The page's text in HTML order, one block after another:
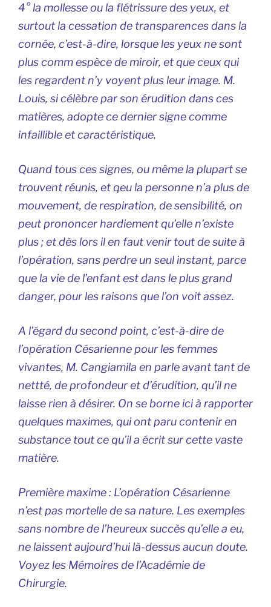
4° la mollesse ou la flétrissure des yeux, et
surtout la cessation de transparences dans la
cornée, c’est-à-dire, lorsque les yeux ne sont
plus comm espèce de miroir, et que ceux qui
les regardent n’y voyent plus leur image. M.
Louis, si célèbre par son érudition dans ces
matières, adopte ce dernier signe comme
infaillible et caractéristique.
Quand tous ces signes, ou même la plupart se
trouvent réunis, et qeu la personne n’a plus de
mouvement, de respiration, de sensibilité, on
peut prononcer hardiement qu’elle n’existe
plus ; et dès lors il en faut venir tout de suite à
l’opération, sans perdre un seul instant, parce
que la vie de l’enfant est dans le plus grand
danger, pour les raisons que l’on voit assez.
A l’égard du second point, c’est-à-dire de
l’opération Césarienne pour les femmes
vivantes, M. Cangiamila en parle avant tant de
nettté, de profondeur et d’érudition, qu’il ne
laisse rien à désirer. On se borne ici à rapporter
quelques maximes, qui ont paru contenir en
substance tout ce qu’il a écrit sur cette vaste
matière.
Première maxime: L’opération Césarienne
n’est pas mortelle de sa nature. Les exemples
sans nombre de l’heureux succès qu’elle a eu,
ne laissent aujourd’hui là-dessus aucun doute.
Voyez les Mémoires de l’Académie de
Chirurgie.